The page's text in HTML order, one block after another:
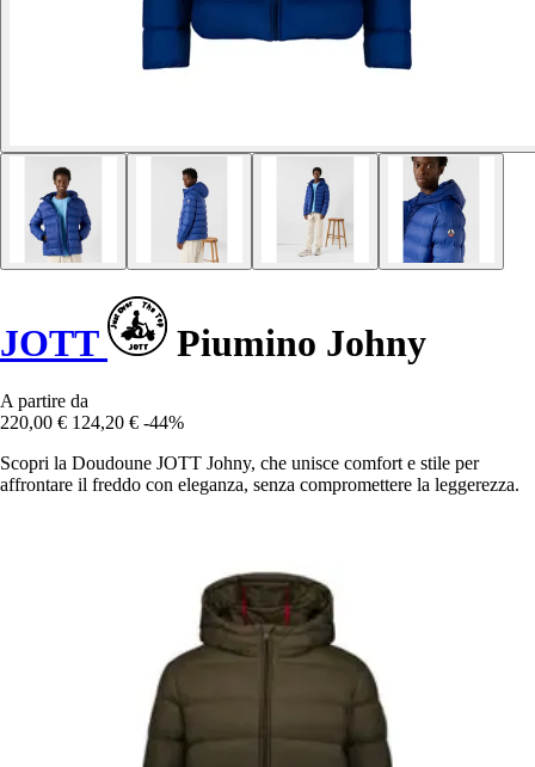
JOTT Piumino Johny
A partire da
220,00 € 124,20 € -44%
Scopri la Doudoune JOTT Johny, che unisce comfort e stile per
affrontare il freddo con eleganza, senza compromettere la leggerezza.